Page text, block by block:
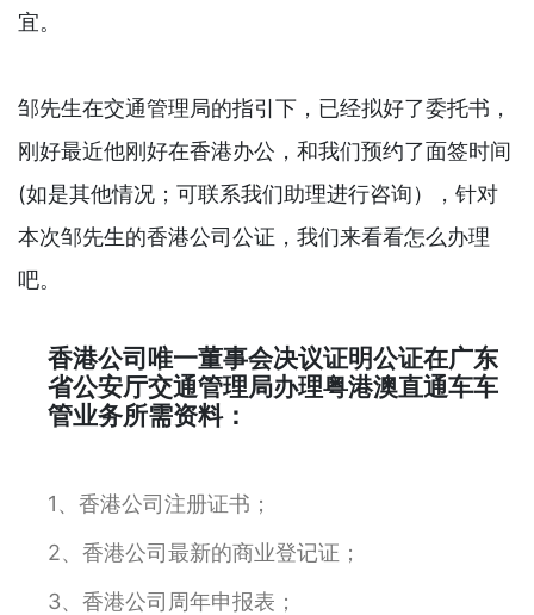
宜。
邹先生在交通管理局的指引下，已经拟好了委托书，
刚好最近他刚好在香港办公，和我们预约了面签时间
(如是其他情况；可联系我们助理进行咨询），针对
本次邹先生的香港公司公证，我们来看看怎么办理
吧。
香港公司唯一董事会决议证明公证在广东
省公安厅交通管理局办理粤港澳直通车车
管业务所需资料：
1、香港公司注册证书；
2、香港公司最新的商业登记证；
3、香港公司周年申报表；